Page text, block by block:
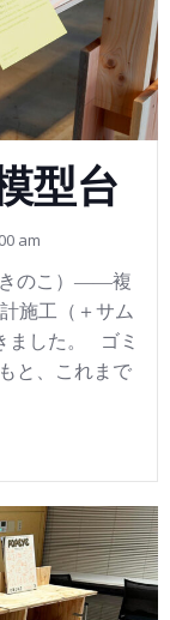
型台
am
きのこ）――複
施工（＋サム
ました。 ゴミ
と、これまで